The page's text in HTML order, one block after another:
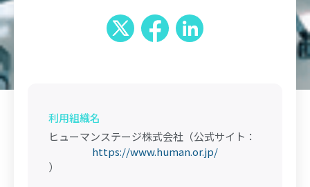
利用組織名
ヒューマンステージ株式会社（公式サイト：
https://www.human.or.jp/
）